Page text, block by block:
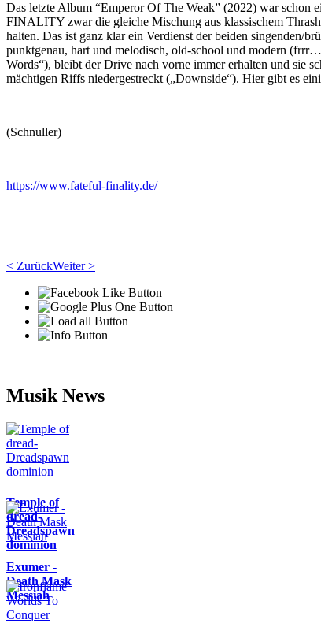
Das letzte Album “Emperor Of The Weak” (2022) war schon
FINALITY zwar die gleiche Mischung aus klassischem
halten. Das ist ganz klar ein Verdienst der beiden singenden/
punktgenau, hart und melodisch, old-school und modern
Words“), bleibt der Drive nach vorne immer erhalten und sie
mächtigen Riffs niedergestreckt („Downside“). Hier gibt es
(Schnuller)
https://www.fateful-finality.de/
< ZurückWeiter >
Musik News
Temple of
dread-
Dreadspawn
dominion
Exumer -
Death Mask
Messiah